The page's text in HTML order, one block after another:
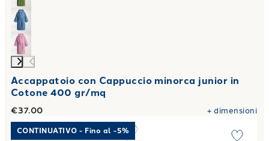
Accappatoio con Cappuccio minorca junior in
Cotone 400 gr/mq
€37.00 +dimensioni
Link to "Accappatoio con Cappuccio yupi junior in Cotone
CONTINUATIVO - Fino al -5%